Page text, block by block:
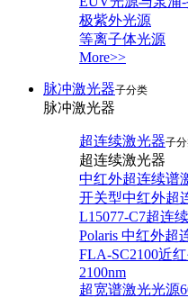
极紫外光源
等离子体光源
More>>
脉冲激光器子分类
脉冲激光器
超连续激光器子
超连续激光器
中红外超连续谱
开关型中红外超
L15077-C7超连
Polaris 中红外超
FLA-SC2100近
2100nm
超宽谱激光光源